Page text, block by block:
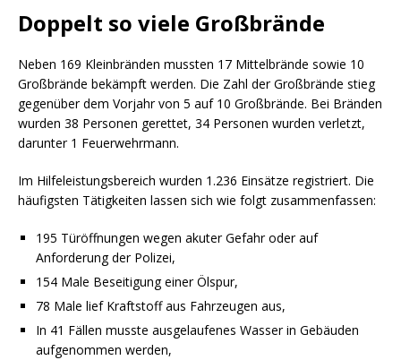
Doppelt so viele Großbrände
Neben 169 Kleinbränden mussten 17 Mittelbrände sowie 10
Großbrände bekämpft werden. Die Zahl der Großbrände stieg
gegenüber dem Vorjahr von 5 auf 10 Großbrände. Bei Bränden
wurden 38 Personen gerettet, 34 Personen wurden verletzt,
darunter 1 Feuerwehrmann.
Im Hilfeleistungsbereich wurden 1.236 Einsätze registriert. Die
häufigsten Tätigkeiten lassen sich wie folgt zusammenfassen:
195 Türöffnungen wegen akuter Gefahr oder auf
Anforderung der Polizei,
154 Male Beseitigung einer Ölspur,
78 Male lief Kraftstoff aus Fahrzeugen aus,
In 41 Fällen musste ausgelaufenes Wasser in Gebäuden
aufgenommen werden,